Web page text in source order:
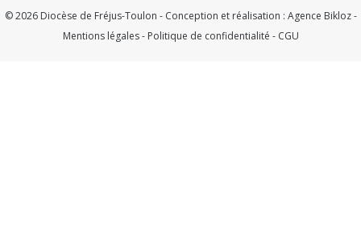
© 2026 Diocèse de Fréjus-Toulon - Conception et réalisation : Agence Bikloz-
Mentions légales- Politique de confidentialité - CGU